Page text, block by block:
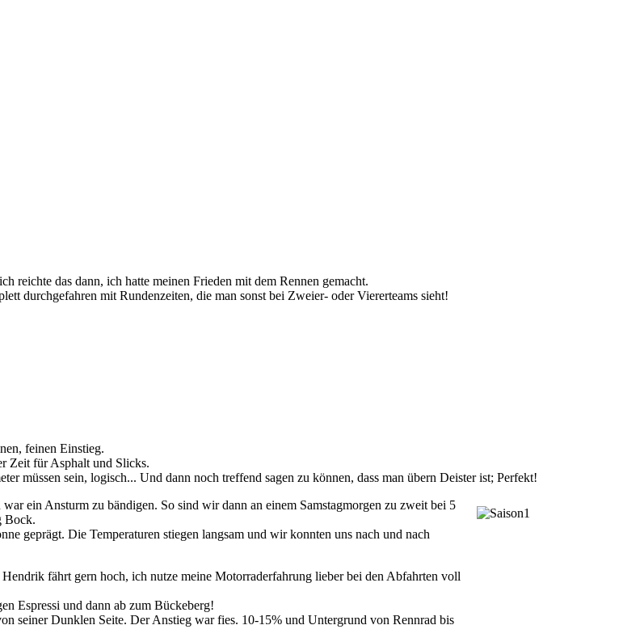
reichte das dann, ich hatte meinen Frieden mit dem Rennen gemacht.
durchgefahren mit Rundenzeiten, die man sonst bei Zweier- oder Viererteams sieht!
feinen Einstieg.
Zeit für Asphalt und Slicks.
müssen sein, logisch... Und dann noch treffend sagen zu können, dass man übern Deister ist; Perfekt!
ein Ansturm zu bändigen. So sind wir dann an einem Samstagmorgen zu zweit bei 5
Bock.
geprägt. Die Temperaturen stiegen langsam und wir konnten uns nach und nach
fährt gern hoch, ich nutze meine Motorraderfahrung lieber bei den Abfahrten voll
Espressi und dann ab zum Bückeberg!
seiner Dunklen Seite. Der Anstieg war fies. 10-15% und Untergrund von Rennrad bis